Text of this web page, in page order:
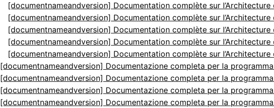
[documentnameandversion] Documentation complète sur
[documentnameandversion] Documentation complète sur
[documentnameandversion] Documentation complète sur
[documentnameandversion] Documentation complète sur
[documentnameandversion] Documentation complète sur
[documentnameandversion] Documentazione completa per la
[documentnameandversion] Documentazione completa per la
[documentnameandversion] Documentazione completa per la
[documentnameandversion] Documentazione completa per la